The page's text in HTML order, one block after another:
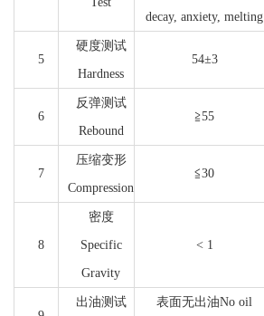
decay, anxiety, melting
5
硬度测试
Hardness
54±3
6
反弹测试
Rebound
≧55
7
压缩变形
Compression
≦30
8
密度
Specific
Gravity
< 1
出油测试
表面无出油No oil